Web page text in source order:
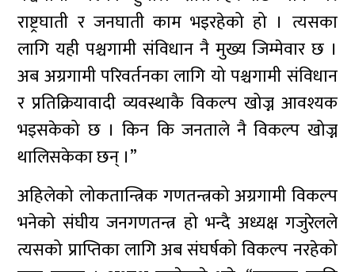
राष्ट्रघाती र जनघाती काम भइरहेको हो । त्यसका
लागि यही पश्चगामी संविधान नै मुख्य जिम्मेवार छ ।
अब अग्रगामी परिवर्तनका लागि यो पश्चगामी संविधान
र प्रतिक्रियावादी व्यवस्थाकै विकल्प खोज्न आवश्यक
भइसकेको छ । किन कि जनताले नै विकल्प खोज्न
थालिसकेका छन् ।”
अहिलेको लोकतान्त्रिक गणतन्त्रको अग्रगामी विकल्प
भनेको संघीय जनगणतन्त्र हो भन्दै अध्यक्ष गजुरेलले
त्यसको प्राप्तिका लागि अब संघर्षको विकल्प नरहेको